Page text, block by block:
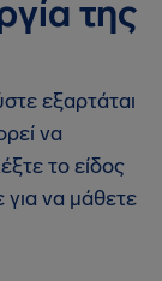
της
εξαρτάται
να
το είδος
να μάθετε